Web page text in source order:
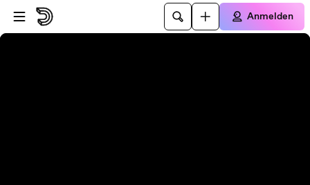
Zum Player springen
Zum Hauptinhalt springen
Anmelden